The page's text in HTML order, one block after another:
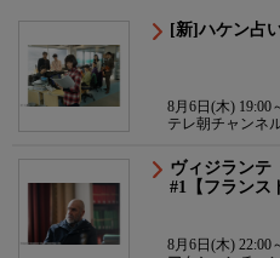
[新]ハケン占
8月6日(木) 19:00
テレ朝チャンネ
ヴィジラン
#1【フランス
8月6日(木) 22:00